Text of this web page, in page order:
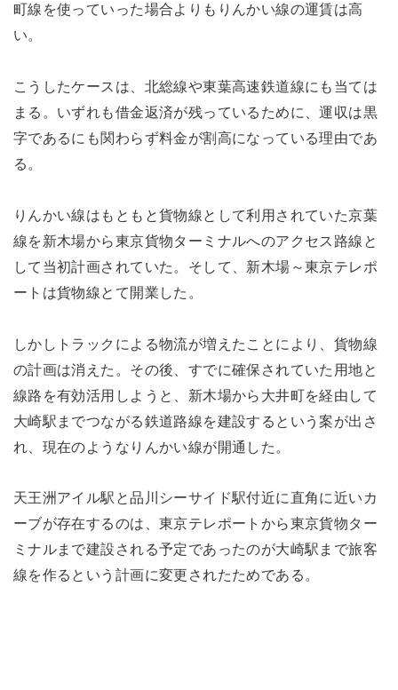
町線を使っていった場合よりもりんかい線の運賃は高
い。
こうしたケースは、北総線や東葉高速鉄道線にも当ては
まる。いずれも借金返済が残っているために、運収は黒
字であるにも関わらず料金が割高になっている理由であ
る。
りんかい線はもともと貨物線として利用されていた京葉
線を新木場から東京貨物ターミナルへのアクセス路線と
して当初計画されていた。そして、新木場～東京テレポ
ートは貨物線とて開業した。
しかしトラックによる物流が増えたことにより、貨物線
の計画は消えた。その後、すでに確保されていた用地と
線路を有効活用しようと、新木場から大井町を経由して
大崎駅までつながる鉄道路線を建設するという案が出さ
れ、現在のようなりんかい線が開通した。
天王洲アイル駅と品川シーサイド駅付近に直角に近いカ
ーブが存在するのは、東京テレポートから東京貨物ター
ミナルまで建設される予定であったのが大崎駅まで旅客
線を作るという計画に変更されたためである。